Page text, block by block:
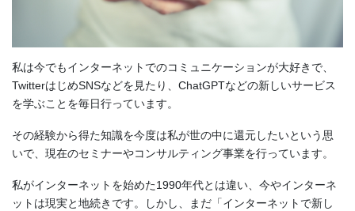
私は今でもインターネットでのコミュニケーションが大好きで、
TwitterはじめSNSなどを見たり、ChatGPTなどの新しいサービス
を学ぶことを毎日行っています。
その経験から得た知識を今度は私が世の中に還元したいという思
いで、現在のセミナーやコンサルティング事業を行っています。
私がインターネットを始めた1990年代とは違い、今やインターネ
ットは現実と地続きです。しかし、まだ「インターネットで新し